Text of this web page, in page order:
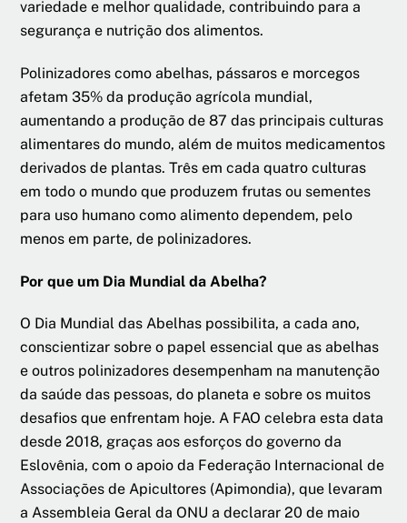
variedade e melhor qualidade, contribuindo para a
segurança e nutrição dos alimentos.
Polinizadores como abelhas, pássaros e morcegos
afetam 35% da produção agrícola mundial,
aumentando a produção de 87 das principais culturas
alimentares do mundo, além de muitos medicamentos
derivados de plantas. Três em cada quatro culturas
em todo o mundo que produzem frutas ou sementes
para uso humano como alimento dependem, pelo
menos em parte, de polinizadores.
Por que um Dia Mundial da Abelha?
O Dia Mundial das Abelhas possibilita, a cada ano,
conscientizar sobre o papel essencial que as abelhas
e outros polinizadores desempenham na manutenção
da saúde das pessoas, do planeta e sobre os muitos
desafios que enfrentam hoje. A FAO celebra esta data
desde 2018, graças aos esforços do governo da
Eslovênia, com o apoio da Federação Internacional de
Associações de Apicultores (Apimondia), que levaram
a Assembleia Geral da ONU a declarar 20 de maio